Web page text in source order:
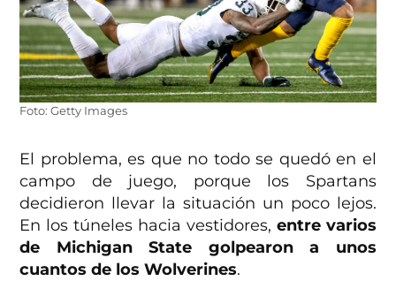
Foto: Getty Images
El problema, es que no todo se quedó en el
campo de juego, porque los Spartans
decidieron llevar la situación un poco lejos.
En los túneles hacia vestidores, entre varios
de Michigan State golpearon a unos
cuantos de los Wolverines.